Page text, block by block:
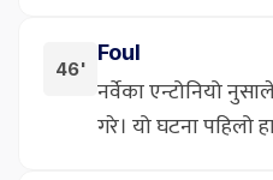
46'
Foul
नर्वेका एन्टोनियो
गरे। यो घटना पहिलो